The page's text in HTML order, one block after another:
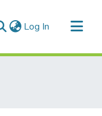
Log In (current)